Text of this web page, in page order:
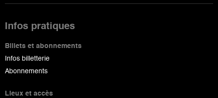
Infos pratiques
Billets et abonnements
Infos billetterie
Abonnements
Lieux et accès